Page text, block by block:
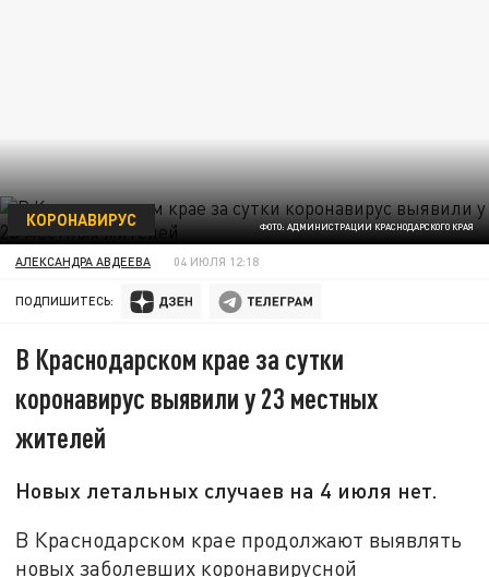
ФОТО: АДМИНИСТРАЦИИ КРАСНОДАРСКОГО КРАЯ
КОРОНАВИРУС
АЛЕКСАНДРА АВДЕЕВА 04 ИЮЛЯ 12:18
ПОДПИШИТЕСЬ:
В Краснодарском крае за сутки
коронавирус выявили у 23 местных
жителей
Новых летальных случаев на 4 июля нет.
В Краснодарском крае продолжают выявлять
новых заболевших коронавирусной